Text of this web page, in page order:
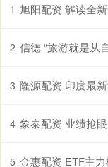
1 旭阳配资 解读全新CLA猎装
2 信德 “旅游就是从自己活腻的地
3 隆源配资 印度最
4 象泰配资 业绩抢
5 金惠配资 ETF主力榜 | 公司债